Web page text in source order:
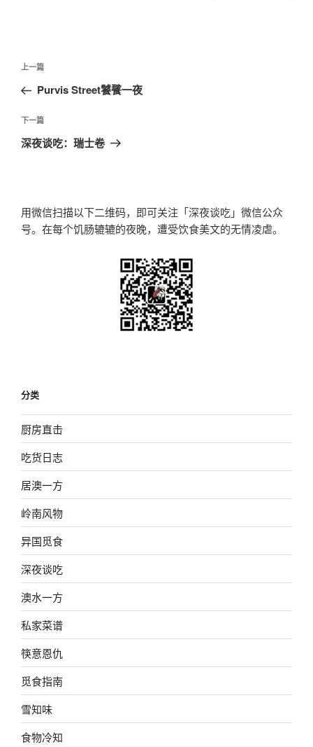
文
导
航
上
一
文
章
上一篇
Purvis Street饕餮一夜
下
一
下一篇
深夜谈吃：瑞士卷
用微信扫描以下二维码，即可关注「深夜谈吃」微信公众
号。在每个饥肠辘辘的夜晚，遭受饮食美文的无情凌虐。
分类
厨房直击
吃货日志
居澳一方
岭南风物
异国觅食
深夜谈吃
澳水一方
私家菜谱
筷意恩仇
觅食指南
雪知味
食物冷知